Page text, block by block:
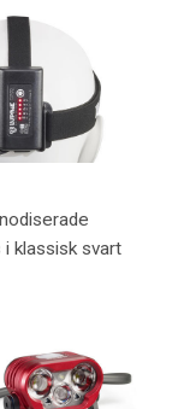
i klassisk svart